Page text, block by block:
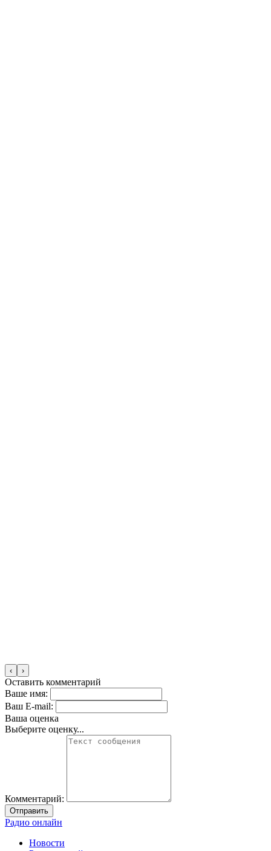
‹ ›
Оставить комментарий
Ваше имя:
Ваш E-mail:
Ваша оценка
Выберите оценку...
Комментарий:
Отправить
Радио онлайн
Новости